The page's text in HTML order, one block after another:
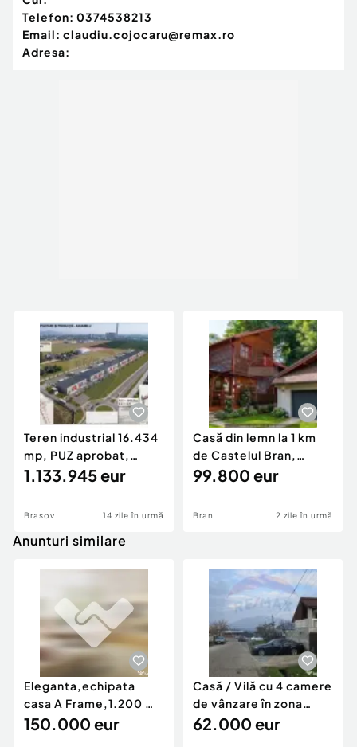
Telefon: 0374538213
Email: claudiu.cojocaru@remax.ro
Adresa:
Teren industrial 16.434
mp, PUZ aprobat,
Uzina 2, Brașov
1.133.945 eur
Brasov 14 zile în urmă
Casă din lemn la 1 km
de Castelul Bran,
potențial turis...
99.800 eur
Bran 2 zile în urmă
Anunturi similare
Eleganta,echipata
casa A Frame,1.200 mp
teren,deschidere Pia
150.000 eur
Casă / Vilă cu 4 camere
de vânzare în zona
Periferie
62.000 eur